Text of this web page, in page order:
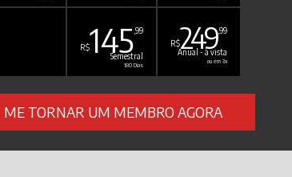
R$145,99
Semestral
180 Dias
R$249,99
Anual - à vista
ou em 3x
ME TORNAR UM MEMBRO AGORA